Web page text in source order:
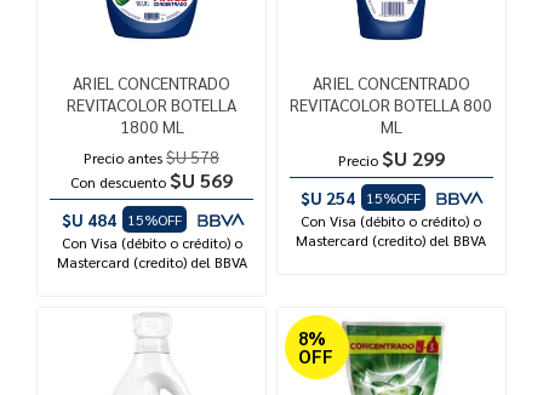
ARIEL CONCENTRADO
REVITACOLOR BOTELLA
1800 ML
Precio antes$U 578
Con descuento $U 569
$U 484
15%OFF
Con Visa (débito o crédito) o
Mastercard (credito) del BBVA
ARIEL CONCENTRADO
REVITACOLOR BOTELLA 800
ML
Precio $U 299
$U 254
15%OFF
Con Visa (débito o crédito) o
Mastercard (credito) del BBVA
8%
OFF